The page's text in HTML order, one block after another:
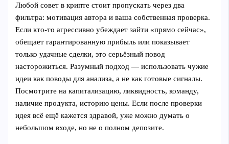
Любой совет в крипте стоит пропускать через два
фильтра: мотивация автора и ваша собственная проверка.
Если кто‑то агрессивно убеждает зайти «прямо сейчас»,
обещает гарантированную прибыль или показывает
только удачные сделки, это серьёзный повод
насторожиться. Разумный подход — использовать чужие
идеи как поводы для анализа, а не как готовые сигналы.
Посмотрите на капитализацию, ликвидность, команду,
наличие продукта, историю цены. Если после проверки
идея всё ещё кажется здравой, уже можно думать о
небольшом входе, но не о полном депозите.